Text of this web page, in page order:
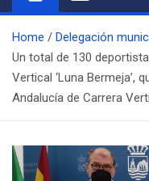
Home
Delegación
Un total de 130
Vertical ‘Luna Bermeja’,
Andalucía de Carrera